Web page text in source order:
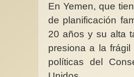
En Yemen, que
de planificación
20 años y su alta
presiona a la
políticas del